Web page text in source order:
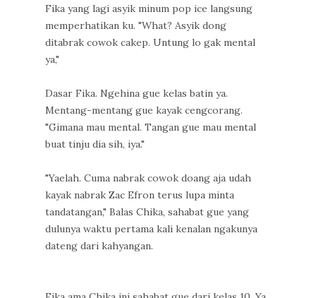
Fika yang lagi asyik minum pop ice langsung
memperhatikan ku. "What? Asyik dong
ditabrak cowok cakep. Untung lo gak mental
ya,"
Dasar Fika. Ngehina gue kelas batin ya.
Mentang-mentang gue kayak cengcorang.
"Gimana mau mental. Tangan gue mau mental
buat tinju dia sih, iya."
"Yaelah. Cuma nabrak cowok doang aja udah
kayak nabrak Zac Efron terus lupa minta
tandatangan," Balas Chika, sahabat gue yang
dulunya waktu pertama kali kenalan ngakunya
dateng dari kahyangan.